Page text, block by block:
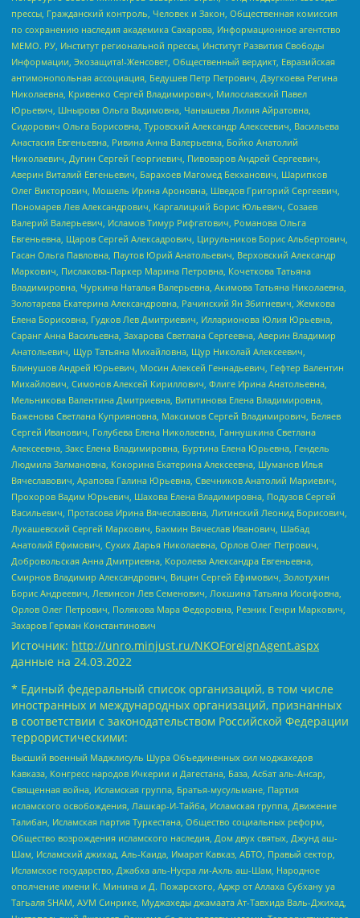
прессы, Гражданский контроль, Человек и Закон, Общественная комиссия
по сохранению наследия академика Сахарова, Информационное агентство
МЕМО. РУ, Институт региональной прессы, Институт Развития Свободы
Информации, Экозащита!-Женсовет, Общественный вердикт, Евразийская
антимонопольная ассоциация, Бедушев Петр Петрович, Дзугкоева Регина
Николаевна, Кривенко Сергей Владимирович, Милославский Павел
Юрьевич, Шнырова Ольга Вадимовна, Чанышева Лилия Айратовна,
Сидорович Ольга Борисовна, Туровский Александр Алексеевич, Васильева
Анастасия Евгеньевна, Ривина Анна Валерьевна, Бойко Анатолий
Николаевич, Дугин Сергей Георгиевич, Пивоваров Андрей Сергеевич,
Аверин Виталий Евгеньевич, Барахоев Магомед Бекханович, Шарипков
Олег Викторович, Мошель Ирина Ароновна, Шведов Григорий Сергеевич,
Пономарев Лев Александрович, Каргалицкий Борис Юльевич, Созаев
Валерий Валерьевич, Исламов Тимур Рифгатович, Романова Ольга
Евгеньевна, Щаров Сергей Алексадрович, Цирульников Борис Альбертович,
Гасан Ольга Павловна, Паутов Юрий Анатольевич, Верховский Александр
Маркович, Пислакова-Паркер Марина Петровна, Кочеткова Татьяна
Владимировна, Чуркина Наталья Валерьевна, Акимова Татьяна Николаевна,
Золотарева Екатерина Александровна, Рачинский Ян Збигневич, Жемкова
Елена Борисовна, Гудков Лев Дмитриевич, Илларионова Юлия Юрьевна,
Саранг Анна Васильевна, Захарова Светлана Сергеевна, Аверин Владимир
Анатольевич, Щур Татьяна Михайловна, Щур Николай Алексеевич,
Блинушов Андрей Юрьевич, Мосин Алексей Геннадьевич, Гефтер Валентин
Михайлович, Симонов Алексей Кириллович, Флиге Ирина Анатольевна,
Мельникова Валентина Дмитриевна, Вититинова Елена Владимировна,
Баженова Светлана Куприяновна, Максимов Сергей Владимирович, Беляев
Сергей Иванович, Голубева Елена Николаевна, Ганнушкина Светлана
Алексеевна, Закс Елена Владимировна, Буртина Елена Юрьевна, Гендель
Людмила Залмановна, Кокорина Екатерина Алексеевна, Шуманов Илья
Вячеславович, Арапова Галина Юрьевна, Свечников Анатолий Мариевич,
Прохоров Вадим Юрьевич, Шахова Елена Владимировна, Подузов Сергей
Васильевич, Протасова Ирина Вячеславовна, Литинский Леонид Борисович,
Лукашевский Сергей Маркович, Бахмин Вячеслав Иванович, Шабад
Анатолий Ефимович, Сухих Дарья Николаевна, Орлов Олег Петрович,
Добровольская Анна Дмитриевна, Королева Александра Евгеньевна,
Смирнов Владимир Александрович, Вицин Сергей Ефимович, Золотухин
Борис Андреевич, Левинсон Лев Семенович, Локшина Татьяна Иосифовна,
Орлов Олег Петрович, Полякова Мара Федоровна, Резник Генри Маркович,
Захаров Герман Константинович
Источник: http://unro.minjust.ru/NKOForeignAgent.aspx
данные на 24.03.2022
* Единый федеральный список организаций, в том числе
иностранных и международных организаций, признанных
в соответствии с законодательством Российской Федерации
террористическими:
Высший военный Маджлисуль Шура Объединенных сил моджахедов
Кавказа, Конгресс народов Ичкерии и Дагестана, База, Асбат аль-Ансар,
Священная война, Исламская группа, Братья-мусульмане, Партия
исламского освобождения, Лашкар-И-Тайба, Исламская группа, Движение
Талибан, Исламская партия Туркестана, Общество социальных реформ,
Общество возрождения исламского наследия, Дом двух святых, Джунд аш-
Шам, Исламский джихад, Аль-Каида, Имарат Кавказ, АБТО, Правый сектор,
Исламское государство, Джабха аль-Нусра ли-Ахль аш-Шам, Народное
ополчение имени К. Минина и Д. Пожарского, Аджр от Аллаха Субхану уа
Тагьаля SHAM, АУМ Синрике, Муджахеды джамаата Ат-Тавхида Валь-Джихад,